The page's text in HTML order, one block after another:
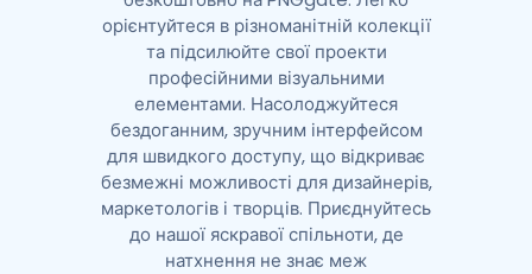
орієнтуйтеся в різноманітній колекції
та підсилюйте свої проекти
професійними візуальними
елементами. Насолоджуйтеся
бездоганним, зручним інтерфейсом
для швидкого доступу, що відкриває
безмежні можливості для дизайнерів,
маркетологів і творців. Приєднуйтесь
до нашої яскравої спільноти, де
натхнення не знає меж